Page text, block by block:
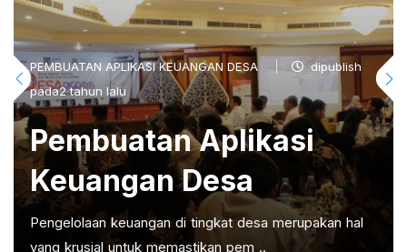
PEMBUATAN APLIKASI KEUANGAN DESA
dipublish
pada2 tahun lalu
Pembuatan Aplikasi
Keuangan Desa
Pengelolaan keuangan di tingkat desa merupakan hal
yang krusial untuk memastikan pem ..